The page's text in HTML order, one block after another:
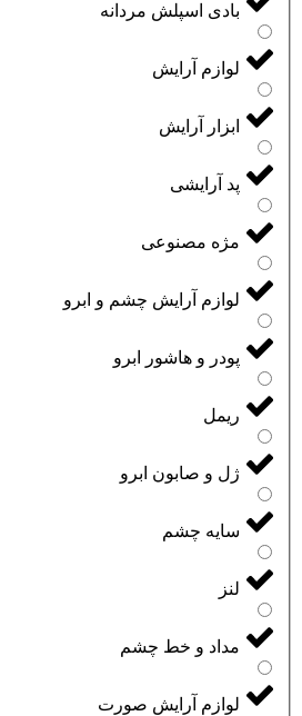
بادی اسپلش مردانه
لوازم آرایش
ابزار آرایش
پد آرایشی
مژه مصنوعی
لوازم آرایش چشم و ابرو
پودر و هاشور ابرو
ریمل
ژل و صابون ابرو
سایه چشم
لنز
مداد و خط چشم
لوازم آرایش صورت